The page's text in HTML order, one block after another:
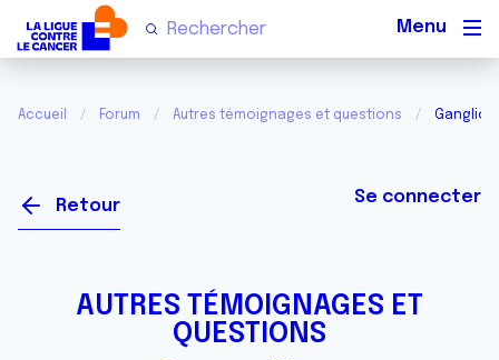
Accueil Forum Autres témoignages et questions Ganglion
Retour Se connecter
AUTRES TÉMOIGNAGES ET
QUESTIONS